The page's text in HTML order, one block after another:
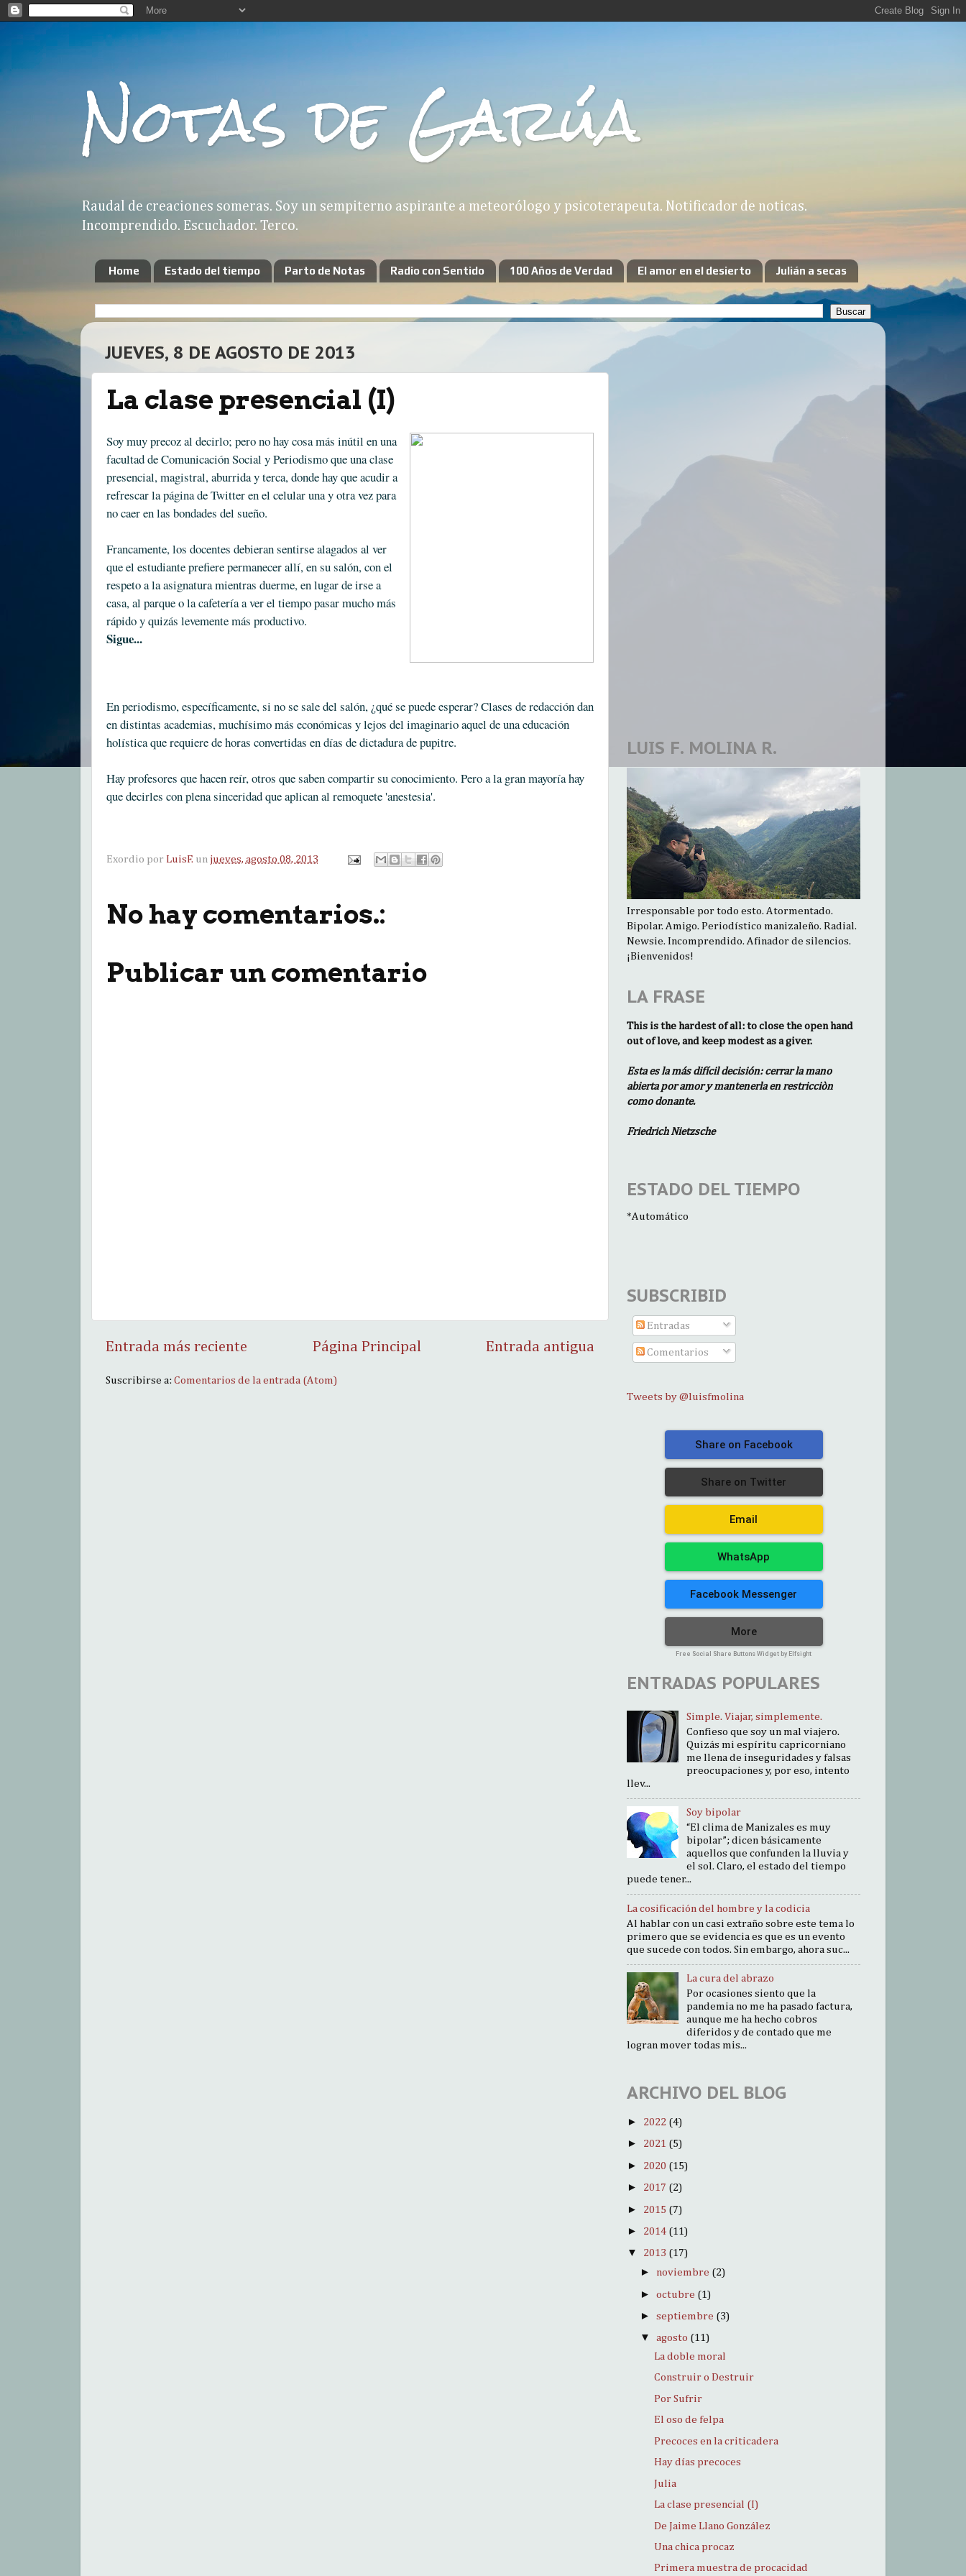
Notas de Garúa
Raudal de creaciones someras. Soy un sempiterno aspirante a meteorólogo y psicoterapeuta. Notificador de noticas.
Incomprendido. Escuchador. Terco.
Home Estado del tiempo Parto de Notas Radio con Sentido 100 Años de Verdad El amor en el desierto Julián a secas
JUEVES, 8 DE AGOSTO DE 2013
La clase presencial (I)
Soy muy precoz al decirlo; pero no hay cosa más inútil en una
facultad de Comunicación Social y Periodismo que una clase
presencial, magistral, aburrida y terca, donde hay que acudir a
refrescar la página de Twitter en el celular una y otra vez para
no caer en las bondades del sueño.
Francamente, los docentes debieran sentirse alagados al ver
que el estudiante prefiere permanecer allí, en su salón, con el
respeto a la asignatura mientras duerme, en lugar de irse a
casa, al parque o la cafetería a ver el tiempo pasar mucho más
rápido y quizás levemente más productivo.
Sigue...
En periodismo, específicamente, si no se sale del salón, ¿qué se puede esperar? Clases de redacción dan
en distintas academias, muchísimo más económicas y lejos del imaginario aquel de una educación
holística que requiere de horas convertidas en días de dictadura de pupitre.
Hay profesores que hacen reír, otros que saben compartir su conocimiento. Pero a la gran mayoría hay
que decirles con plena sinceridad que aplican al remoquete 'anestesia'.
Exordio por LuisF. un jueves, agosto 08, 2013
No hay comentarios.:
Publicar un comentario
Entrada más reciente Entrada antigua
Página Principal
Suscribirse a: Comentarios de la entrada (Atom)
LUIS F. MOLINA R.
Irresponsable por todo esto. Atormentado.
Bipolar. Amigo. Periodístico manizaleño. Radial.
Newsie. Incomprendido. Afinador de silencios.
¡Bienvenidos!
LA FRASE
This is the hardest of all: to close the open hand
out of love, and keep modest as a giver.
Esta es la más difícil decisión: cerrar la mano
abierta por amor y mantenerla en restricciòn
como donante.
Friedrich Nietzsche
ESTADO DEL TIEMPO
*Automático
SUBSCRIBID
Entradas
Comentarios
Tweets by @luisfmolina
Share on Facebook
Share on Twitter
Email
WhatsApp
Facebook Messenger
More
Free Social Share Buttons Widget by Elfsight
ENTRADAS POPULARES
Simple. Viajar, simplemente.
Confieso que soy un mal viajero.
Quizás mi espíritu capricorniano
me llena de inseguridades y falsas
preocupaciones y, por eso, intento
llev...
Soy bipolar
“El clima de Manizales es muy
bipolar”; dicen básicamente
aquellos que confunden la lluvia y
el sol. Claro, el estado del tiempo
puede tener...
La cosificación del hombre y la codicia
Al hablar con un casi extraño sobre este tema lo
primero que se evidencia es que es un evento
que sucede con todos. Sin embargo, ahora suc...
La cura del abrazo
Por ocasiones siento que la
pandemia no me ha pasado factura,
aunque me ha hecho cobros
diferidos y de contado que me
logran mover todas mis...
ARCHIVO DEL BLOG
► 2022 (4)
► 2021 (5)
► 2020 (15)
► 2017 (2)
► 2015 (7)
► 2014 (11)
▼ 2013 (17)
► noviembre (2)
►octubre (1)
►septiembre (3)
▼agosto (11)
La doble moral
Construir o Destruir
Por Sufrir
El oso de felpa
Precoces en la criticadera
Hay días precoces
Julia
La clase presencial (I)
De Jaime Llano González
Una chica procaz
Primera muestra de procacidad